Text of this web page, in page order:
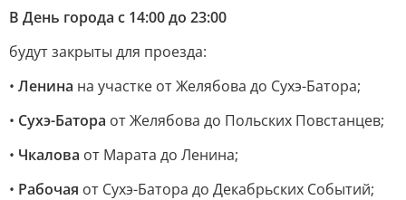
В День города с 14:00 до 23:00
будут закрыты для проезда:
• Ленина на участке от Желябова до Сухэ-Батора;
• Сухэ-Батора от Желябова до Польских Повстанцев;
• Чкалова от Марата до Ленина;
• Рабочая от Сухэ-Батора до Декабрьских Событий;